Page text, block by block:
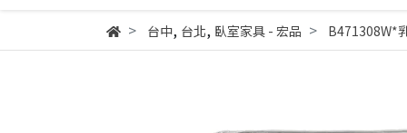
台中, 台北, 臥室家具 - 宏品 B471308W*